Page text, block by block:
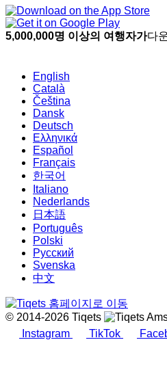
5,000,000명 이상의 여행자가다
English
Català
Čeština
Dansk
Deutsch
Ελληνικά
Español
Français
한국어
Italiano
Nederlands
日本語
Português
Polski
Русский
Svenska
中文
© 2014-2026 Tiqets
Instagram
TikTok